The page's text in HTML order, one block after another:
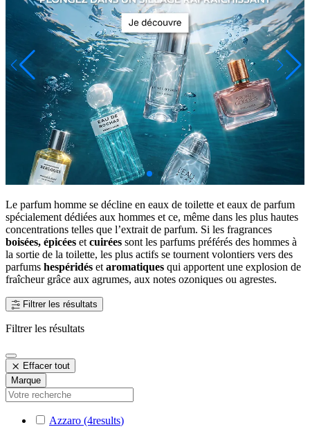
Le parfum homme se décline en eaux de toilette et eaux de parfum
spécialement dédiées aux hommes et ce, même dans les plus hautes
concentrations telles que l’extrait de parfum. Si les fragrances
boisées, épicées et cuirées sont les parfums préférés des hommes à
la sortie de la toilette, les plus actifs se tournent volontiers vers des
parfums hespéridés et aromatiques qui apportent une explosion de
fraîcheur grâce aux agrumes, aux notes ozoniques ou agrestes.
Filtrer les résultats
Filtrer les résultats
Effacer tout
Marque
Azzaro (4results)